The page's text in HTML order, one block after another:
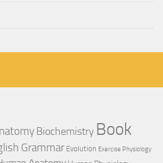
Biochemistry Book
Grammar Evolution Exercise Physiology